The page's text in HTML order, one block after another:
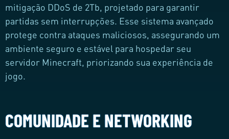
mitigação DDoS de 2Tb, projetado para garantir
partidas sem interrupções. Esse sistema avançado
protege contra ataques maliciosos, assegurando um
ambiente seguro e estável para hospedar seu
servidor Minecraft, priorizando sua experiência de
jogo.
COMUNIDADE E NETWORKING